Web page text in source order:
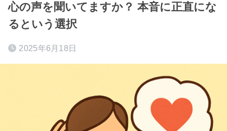
心の声を聞いてますか？ 本音に正直にな
るという選択
2025年6月18日